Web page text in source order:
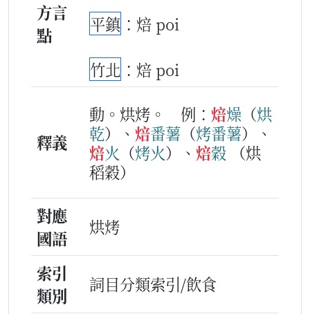
方言
點
平鎮 ：焙 poi
竹北 ：焙 poi
釋義
動。烘烤。 例： 焙燥 （烘
乾）、 焙番薯 （烤番薯）、
焙火 （烤火）、 焙穀
（烘
稻穀）
對應
國語
烘烤
索引
類別
詞目分類索引/飲食